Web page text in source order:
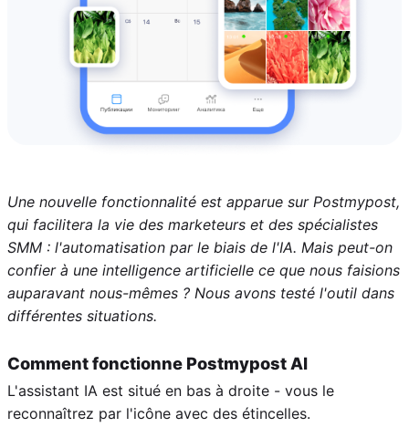
Une nouvelle fonctionnalité est apparue sur Postmypost,
qui facilitera la vie des marketeurs et des spécialistes
SMM : l'automatisation par le biais de l'IA. Mais peut-on
confier à une intelligence artificielle ce que nous faisions
auparavant nous-mêmes ? Nous avons testé l'outil dans
différentes situations.
Comment fonctionne Postmypost AI
L'assistant IA est situé en bas à droite - vous le
reconnaîtrez par l'icône avec des étincelles.